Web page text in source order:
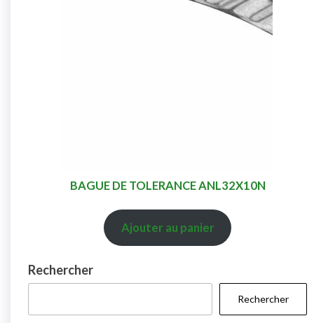
BAGUE DE TOLERANCE ANL32X10N
Ajouter au panier
Rechercher
Rechercher